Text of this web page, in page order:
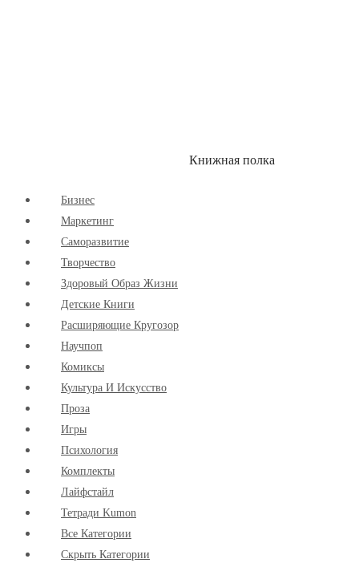
Книжная полка
Бизнес
Маркетинг
Cаморазвитие
Творчество
Здоровый Образ Жизни
Детские Книги
Расширяющие Кругозор
Научпоп
Комиксы
Культура И Искусство
Проза
Игры
Психология
Комплекты
Лайфстайл
Тетради Kumon
Все Категории
Скрыть Категории